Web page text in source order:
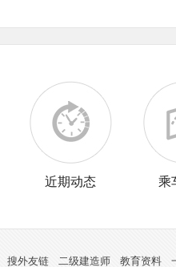
近期动态 乘
搜外友链 二级建造师 教育资料